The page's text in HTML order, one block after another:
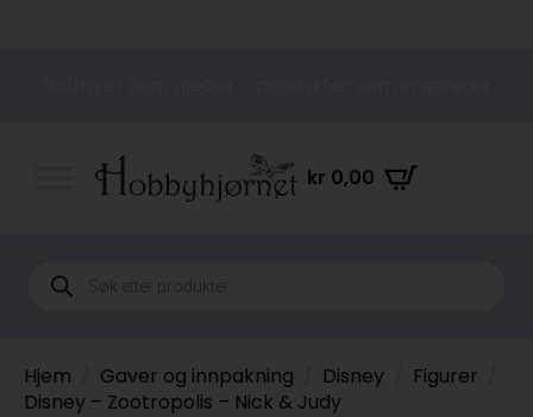
kr 0,00
Products
search
Hjem Gaver og innpakning Disney
Figurer
Disney – Zootropolis – Nick & Judy